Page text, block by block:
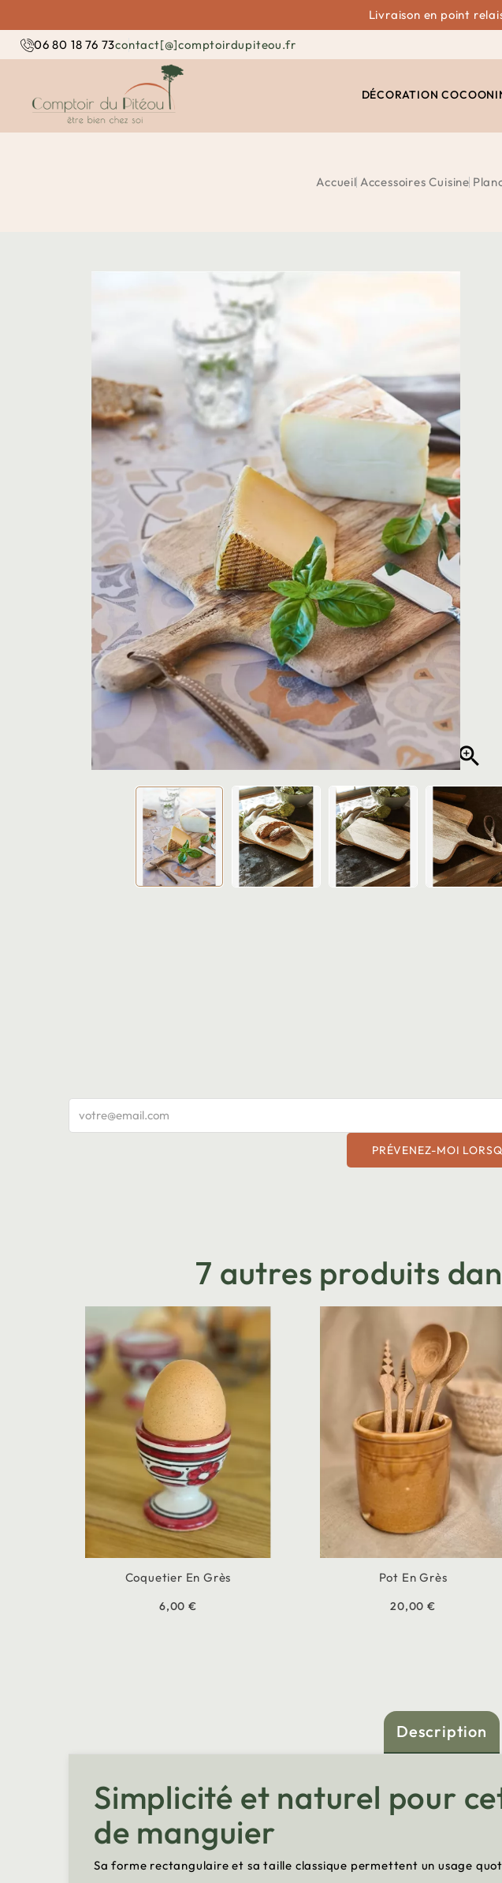
Livraison en point
06 80 18 76 73contact[@]comptoirdupiteou.fr
DÉCORATION
Accueil Accessoires Cuisine

PRÉVENEZ-MOI
7 autres produits
Coquetier En Grès
6,00 €
Pot En Grès
20,00 €
Description
Simplicité et naturel pour
de manguier
Sa forme rectangulaire et sa taille classique permettent un usage